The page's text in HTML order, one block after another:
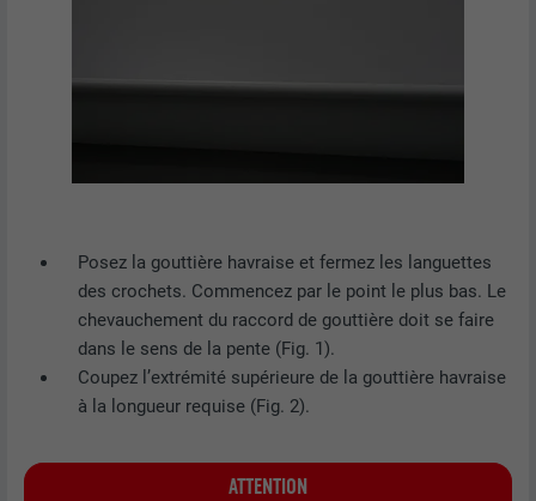
Posez la gouttière havraise et fermez les languettes
des crochets. Commencez par le point le plus bas. Le
chevauchement du raccord de gouttière doit se faire
dans le sens de la pente (Fig. 1).
Coupez l’extrémité supérieure de la gouttière havraise
à la longueur requise (Fig. 2).
ATTENTION